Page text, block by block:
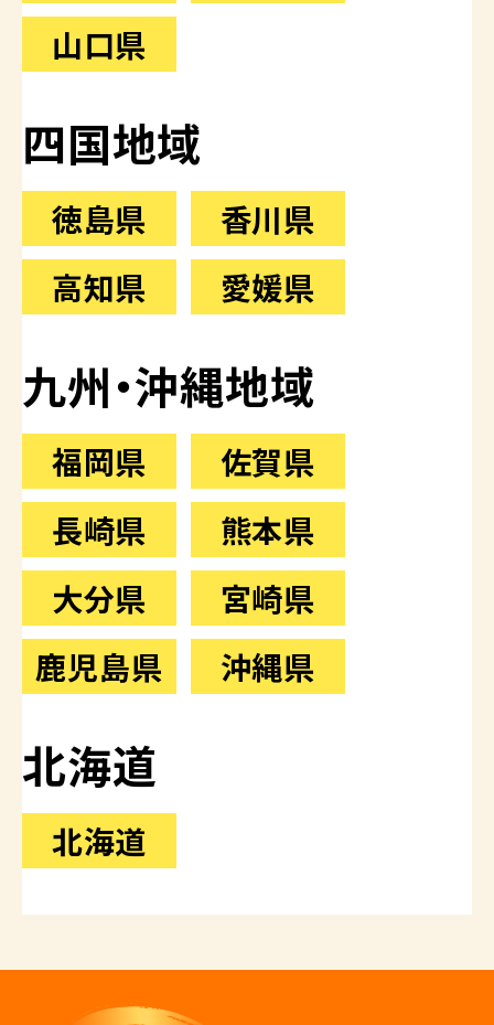
山口県
四国地域
徳島県
香川県
高知県
愛媛県
九州・沖縄地域
福岡県
佐賀県
長崎県
熊本県
大分県
宮崎県
鹿児島県
沖縄県
北海道
北海道